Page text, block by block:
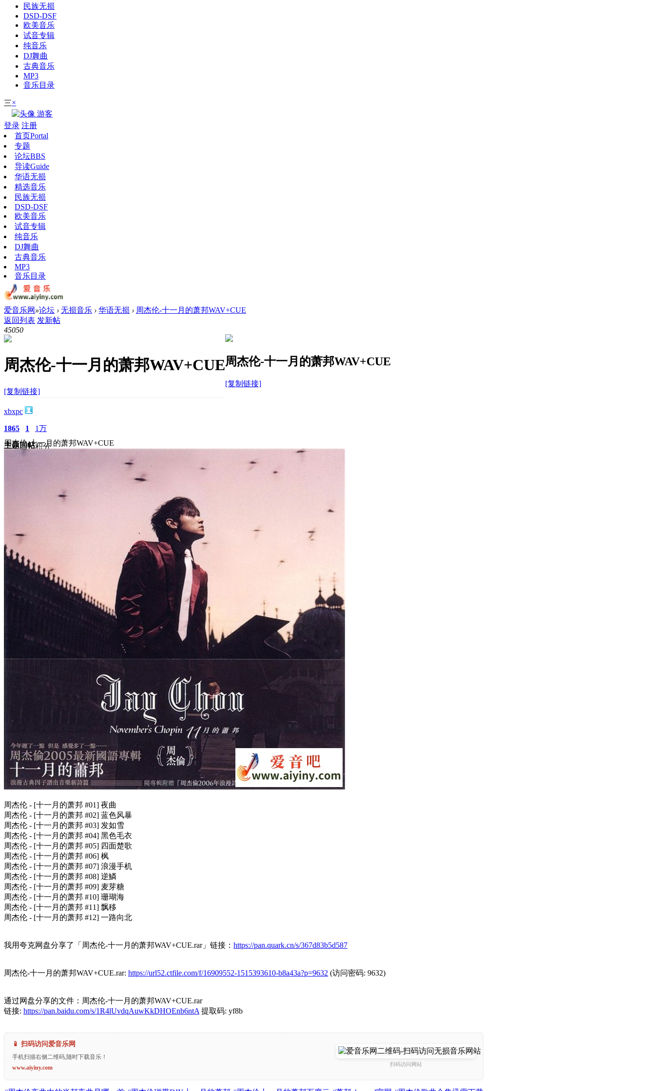
民族无损
DSD-DSF
欧美音乐
试音专辑
纯音乐
DJ舞曲
古典音乐
MP3
音乐目录
三×
游客
登录 注册
首页Portal
专题
论坛BBS
导读Guide
华语无损
精选音乐
民族无损
DSD-DSF
欧美音乐
试音专辑
纯音乐
DJ舞曲
古典音乐
MP3
音乐目录
爱音乐网 »论坛 › 无损音乐 › 华语无损 › 周杰伦-十一月的萧邦WAV+CUE
返回列表 发新帖
45050
周杰伦-十一月的萧邦WAV+CUE
[复制链接]
周杰伦-十一月的萧邦WAV+CUE
[复制链接]
xbxpc
1865
主题
1
回帖
1万
积分
2025-6-12 20:30:55
周杰伦-十一月的萧邦WAV+CUE
周杰伦 - [十一月的萧邦 #01] 夜曲
周杰伦 - [十一月的萧邦 #02] 蓝色风暴
周杰伦 - [十一月的萧邦 #03] 发如雪
周杰伦 - [十一月的萧邦 #04] 黑色毛衣
周杰伦 - [十一月的萧邦 #05] 四面楚歌
周杰伦 - [十一月的萧邦 #06] 枫
周杰伦 - [十一月的萧邦 #07] 浪漫手机
周杰伦 - [十一月的萧邦 #08] 逆鱗
周杰伦 - [十一月的萧邦 #09] 麦芽糖
周杰伦 - [十一月的萧邦 #10] 珊瑚海
周杰伦 - [十一月的萧邦 #11] 飘移
周杰伦 - [十一月的萧邦 #12] 一路向北
我用夸克网盘分享了「周杰伦-十一月的萧邦WAV+CUE.rar」链接： https://pan.quark.cn/s/367d83b5d587
周杰伦-十一月的萧邦WAV+CUE.rar: https://url52.ctfile.com/f/16909552-1515393610-b8a43a?p=9632 (访问密码: 9632)
通过网盘分享的文件：周杰伦-十一月的萧邦WAV+CUE.rar
链接: https://pan.baidu.com/s/1R4lUvdqAuwKkDHOEnb6ntA 提取码: yf8b
📱 扫码访问爱音乐网
手机扫描右侧二维码,随时下载音乐！
www.aiyiny.com
扫码访问网站